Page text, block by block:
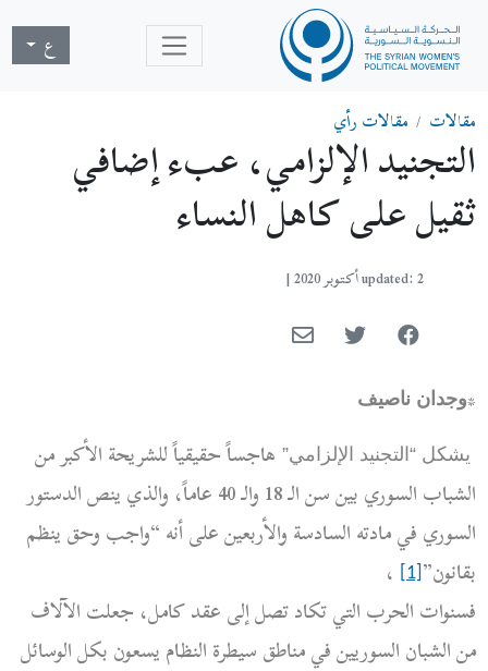
ع
مقالات مقالات رأي
التجنيد الإلزامي، عبء إضافي
ثقيل على كاهل النساء
updated: 2 أكتوبر 2020 |
وجدان ناصيف
يشكل “التجنيد الإلزامي” هاجساً حقيقياً للشريحة الأكبر من
الشباب السوري بين سن الـ 18 والـ 40 عاماً، والذي ينص الدستور
السوري في مادته السادسة والأربعين على أنه “واجب وحق ينظم
بقانون”[1]،
فسنوات الحرب التي تكاد تصل إلى عقد كامل، جعلت الآلاف
من الشبان السوريين في مناطق سيطرة النظام يسعون بكل الوسائل